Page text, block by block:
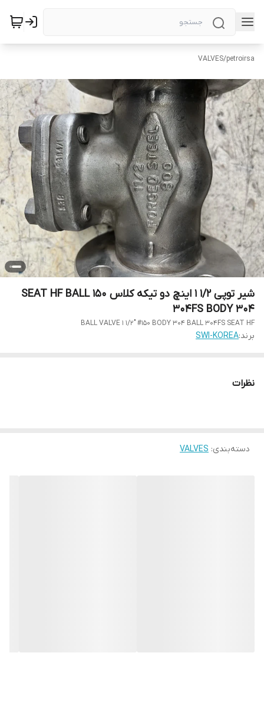
petroirsa
/
VALVES
شیر توپی 1/2 1 اینچ دو تیکه کلاس 150 SEAT HF BALL
304FS BODY 304
BALL VALVE 1 1/2" #150 BODY 304 BALL 304FS SEAT HF
برند:SWI-KOREA
نظرات
دسته‌بندی:
VALVES